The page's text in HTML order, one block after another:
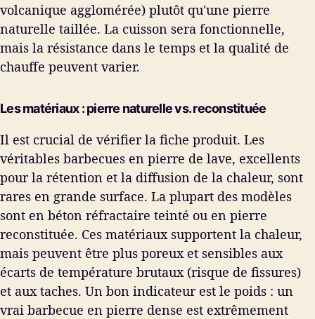
volcanique agglomérée) plutôt qu'une pierre
naturelle taillée. La cuisson sera fonctionnelle,
mais la résistance dans le temps et la qualité de
chauffe peuvent varier.
Les matériaux : pierre naturelle vs. reconstituée
Il est crucial de vérifier la fiche produit. Les
véritables barbecues en pierre de lave, excellents
pour la rétention et la diffusion de la chaleur, sont
rares en grande surface. La plupart des modèles
sont en béton réfractaire teinté ou en pierre
reconstituée. Ces matériaux supportent la chaleur,
mais peuvent être plus poreux et sensibles aux
écarts de température brutaux (risque de fissures)
et aux taches. Un bon indicateur est le poids : un
vrai barbecue en pierre dense est extrêmement